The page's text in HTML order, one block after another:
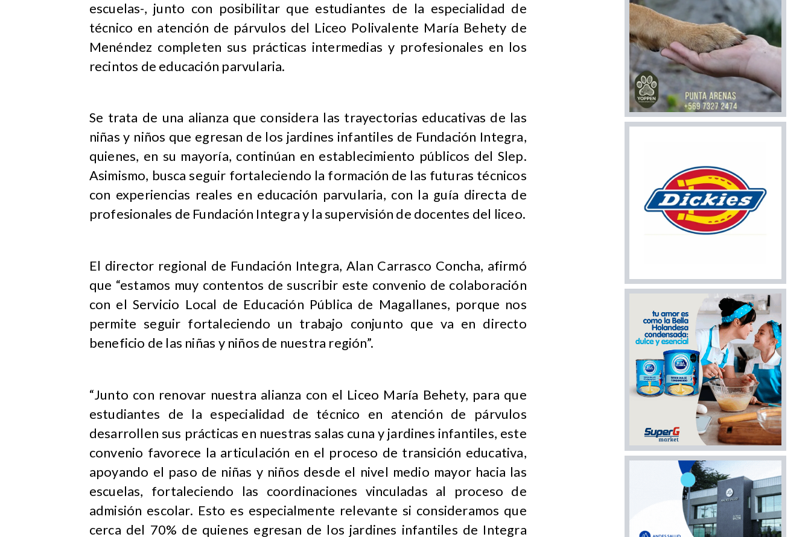
escuelas-, junto con posibilitar que estudiantes de la especialidad de
técnico en atención de párvulos del Liceo Polivalente María Behety de
Menéndez completen sus prácticas intermedias y profesionales en los
recintos de educación parvularia.
Se trata de una alianza que considera las trayectorias educativas de las
niñas y niños que egresan de los jardines infantiles de Fundación Integra,
quienes, en su mayoría, continúan en establecimiento públicos del Slep.
Asimismo, busca seguir fortaleciendo la formación de las futuras técnicos
con experiencias reales en educación parvularia, con la guía directa de
profesionales de Fundación Integra y la supervisión de docentes del liceo.
El director regional de Fundación Integra, Alan Carrasco Concha, afirmó
que “estamos muy contentos de suscribir este convenio de colaboración
con el Servicio Local de Educación Pública de Magallanes, porque nos
permite seguir fortaleciendo un trabajo conjunto que va en directo
beneficio de las niñas y niños de nuestra región”.
“Junto con renovar nuestra alianza con el Liceo María Behety, para que
estudiantes de la especialidad de técnico en atención de párvulos
desarrollen sus prácticas en nuestras salas cuna y jardines infantiles, este
convenio favorece la articulación en el proceso de transición educativa,
apoyando el paso de niñas y niños desde el nivel medio mayor hacia las
escuelas, fortaleciendo las coordinaciones vinculadas al proceso de
admisión escolar. Esto es especialmente relevante si consideramos que
cerca del 70% de quienes egresan de los jardines infantiles de Integra